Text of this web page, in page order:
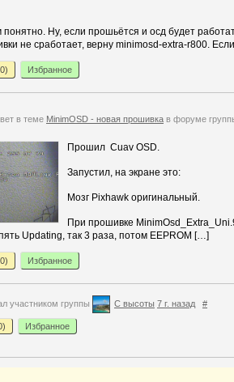
понятно. Ну, если прошьётся и осд будет
не сработает, верну minimosd-extra-r800.
0) Избранное
в теме MinimOSD - новая прошивка в форуме
Прошил Cuav OSD.
Запустил, на экране это:
Мозг Pixhawk оригинальный.
При прошивке
Updating, так 3 раза, потом EEPROM […]
0) Избранное
участником группы С высоты 7 г. назад #
) Избранное